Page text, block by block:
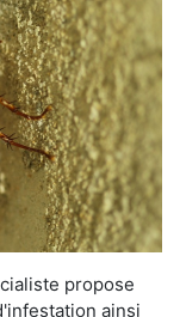
propose
ainsi